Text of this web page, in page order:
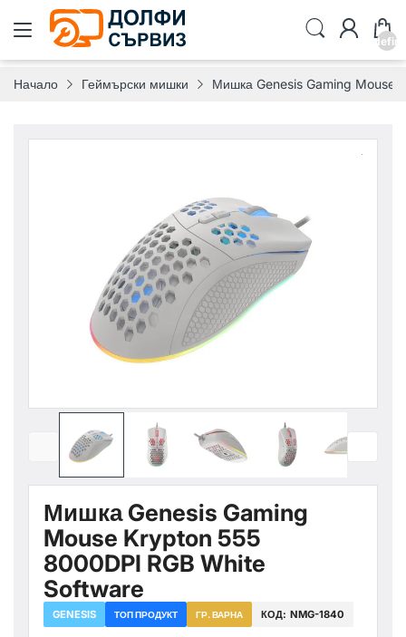
Начало Геймърски мишки Мишка Genesis Gaming Mouse
Мишка Genesis Gaming
Mouse Krypton 555
8000DPI RGB White
Software
GENESIS ТОП ПРОДУКТ ГР. ВАРНА КОД: NMG-1840